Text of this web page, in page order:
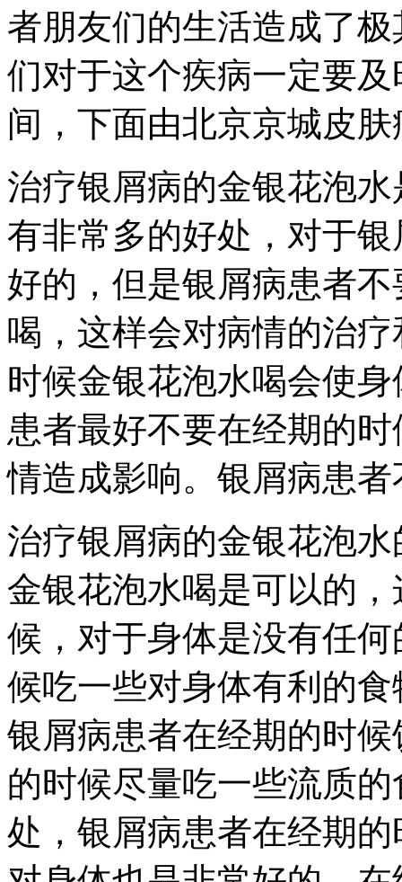
者朋友们的生活造成了
们对于这个疾病一定要
间，下面由北京京城皮
治疗银屑病的金银花泡
有非常多的好处，对于
好的，但是银屑病患者
喝，这样会对病情的治
时候金银花泡水喝会使
患者最好不要在经期的
情造成影响。银屑病患
治疗银屑病的金银花泡
金银花泡水喝是可以的
候，对于身体是没有任
候吃一些对身体有利的
银屑病患者在经期的时
的时候尽量吃一些流质
处，银屑病患者在经期